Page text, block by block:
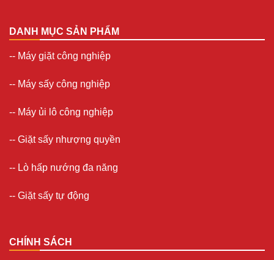
DANH MỤC SẢN PHẨM
-- Máy giặt công nghiệp
-- Máy sấy công nghiệp
-- Máy ủi lô công nghiệp
-- Giặt sấy nhượng quyền
-- Lò hấp nướng đa năng
-- Giặt sấy tự động
CHÍNH SÁCH